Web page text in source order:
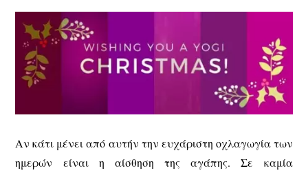
Αν κάτι μένει από αυτήν την ευχάριστη οχλαγωγία των
ημερών είναι η αίσθηση της αγάπης. Σε καμία